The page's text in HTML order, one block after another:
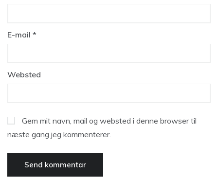
E-mail *
Websted
Gem mit navn, mail og websted i denne browser til
næste gang jeg kommenterer.